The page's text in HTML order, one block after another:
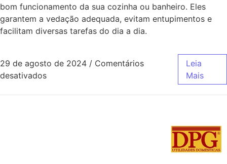
bom funcionamento da sua cozinha ou banheiro. Eles
garantem a vedação adequada, evitam entupimentos e
facilitam diversas tarefas do dia a dia.
29 de agosto de 2024 / Comentários
desativados
Leia
Mais